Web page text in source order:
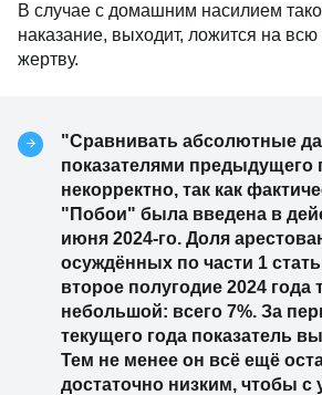
В случае с домашним насилием
наказание, выходит, ложится на
жертву.
"Сравнивать абсолютные
показателями предыдущего
некорректно, так как
"Побои" была введена в
июня 2024-го. Доля
осуждённых по части 1
второе полугодие 2024 года
небольшой: всего 7%. За
текущего года показатель
Тем не менее он всё ещё
достаточно низким, чтобы с